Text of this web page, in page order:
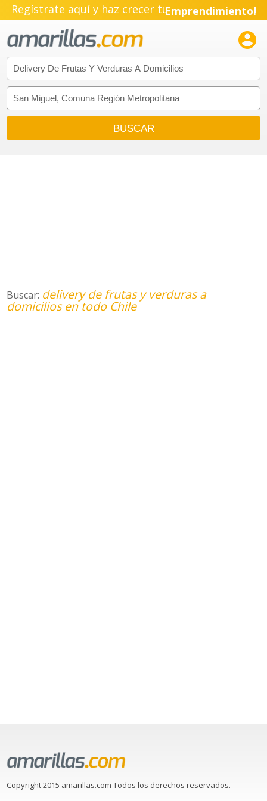
Regístrate aquí y haz crecer tuEmprendimiento!

Buscar: delivery de frutas y verduras a
domicilios en todo Chile
Copyright 2015 amarillas.com Todos los derechos reservados.